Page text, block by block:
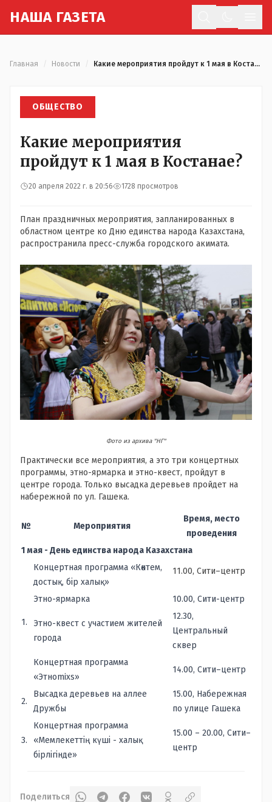
НАША ГАЗЕТА
Главная Новости Какие мероприятия пройдут к 1 мая в Костанае?
ОБЩЕСТВО
Какие мероприятия
пройдут к 1 мая в Костанае?
20 апреля 2022 г. в 20:56 1728 просмотров
План праздничных мероприятия, запланированных в
областном центре ко Дню единства народа Казахстана,
распространила пресс-служба городского акимата.
Фото из архива "НГ"
Практически все мероприятия, а это три концертных
программы, этно-ярмарка и этно-квест, пройдут в
центре города. Только высадка деревьев пройдет на
набережной по ул. Гашека.
№ Мероприятия
Время, место
проведения
1 мая - День единства народа Казахстана
1.
Концертная программа «Көктем,
достық, бір халық»
11.00, Сити–центр
Этно-ярмарка 10.00, Сити-центр
Этно-квест с участием жителей
города
12.30,
Центральный
сквер
Концертная программа
«Этноmixs»
14.00, Сити–центр
2.
Высадка деревьев на аллее
Дружбы
15.00, Набережная
по улице Гашека
3.
Концертная программа
«Мемлекеттің күші - халық
бірлігінде»
15.00 – 20.00, Сити–
центр
Поделиться